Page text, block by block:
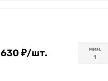
630 ₽/шт.
мин.
1